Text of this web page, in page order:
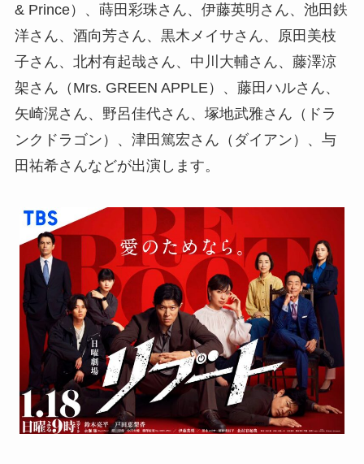
& Prince）、蒔田彩珠さん、伊藤英明さん、池田鉄
洋さん、酒向芳さん、黒木メイサさん、原田美枝
子さん、北村有起哉さん、中川大輔さん、藤澤涼
架さん（Mrs. GREEN APPLE）、藤田ハルさん、
矢崎滉さん、野呂佳代さん、塚地武雅さん（ドラ
ンクドラゴン）、津田篤宏さん（ダイアン）、与
田祐希さんなどが出演します。